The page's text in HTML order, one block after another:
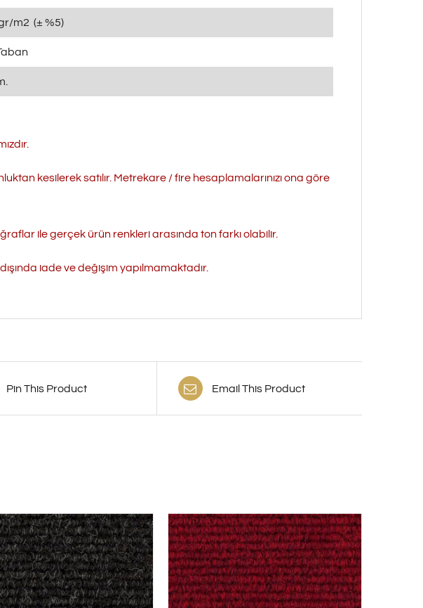
m2 (± %5)
kesilerek satılır. Metrekare / fire hesaplamalarınızı ona göre
ile gerçek ürün renkleri arasında ton farkı olabilir.
iade ve değişim yapılmamaktadır.
Pin This Product Email This Product